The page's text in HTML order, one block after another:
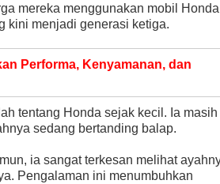
mereka menggunakan mobil
kini menjadi generasi ketiga.
Performa, Kenyamanan, dan
tentang Honda sejak kecil. Ia masih
sedang bertanding balap.
ia sangat terkesan melihat
Pengalaman ini menumbuhkan